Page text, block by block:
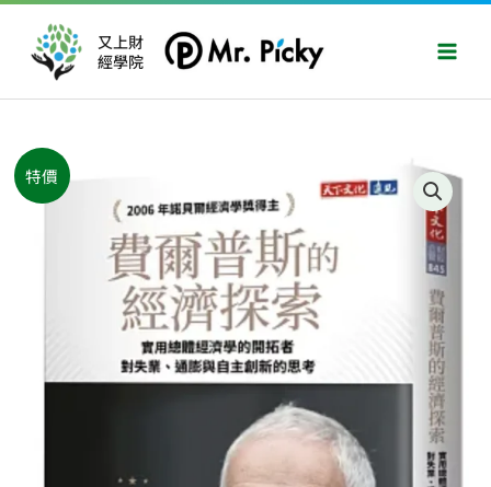
要
又上財
經學院
特價
始
價
格：
NT$500。
前
價
格：
NT$395。
費
爾